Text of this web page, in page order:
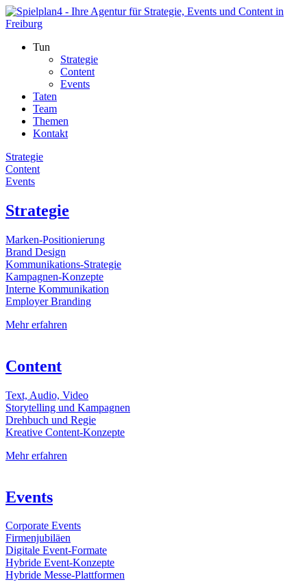
Tun
Strategie
Content
Events
Taten
Team
Themen
Kontakt
Strategie
Content
Events
Strategie
Marken-Positionierung
Brand Design
Kommunikations-Strategie
Kampagnen-Konzepte
Interne Kommunikation
Employer Branding
Mehr erfahren
Content
Text, Audio, Video
Storytelling und Kampagnen
Drehbuch und Regie
Kreative Content-Konzepte
Mehr erfahren
Events
Corporate Events
Firmenjubiläen
Digitale Event-Formate
Hybride Event-Konzepte
Hybride Messe-Plattformen